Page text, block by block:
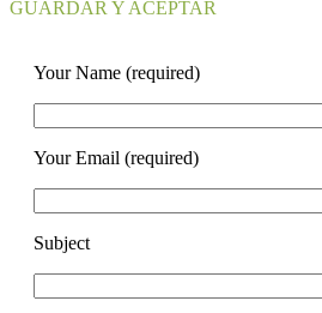
GUARDAR Y ACEPTAR
Your Name (required)
Your Email (required)
Subject